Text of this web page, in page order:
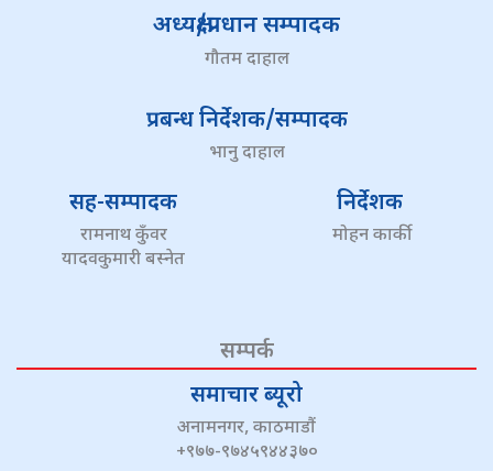
अध्यक्ष/प्रधान सम्पादक
गौतम दाहाल
प्रबन्ध निर्देशक/सम्पादक
भानु दाहाल
सह-सम्पादक
रामनाथ कुँवर
यादवकुमारी बस्नेत
निर्देशक
मोहन कार्की
सम्पर्क
समाचार ब्यूरो
अनामनगर, काठमाडौं
+९७७-९७४५९४४३७०